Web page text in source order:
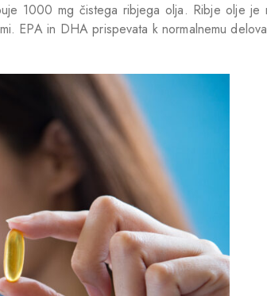
1000 mg čistega ribjega olja. Ribje olje
EPA in DHA prispevata k normalnemu